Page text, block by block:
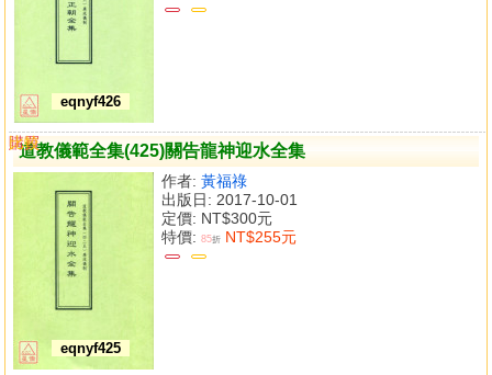
eqnyf426
道教儀範全集(425)關告龍神迎水全集
eqnyf425
作者: 黃福祿
出版日: 2017-10-01
定價: NT$300元
特價: 85折 NT$255元
購買
比較